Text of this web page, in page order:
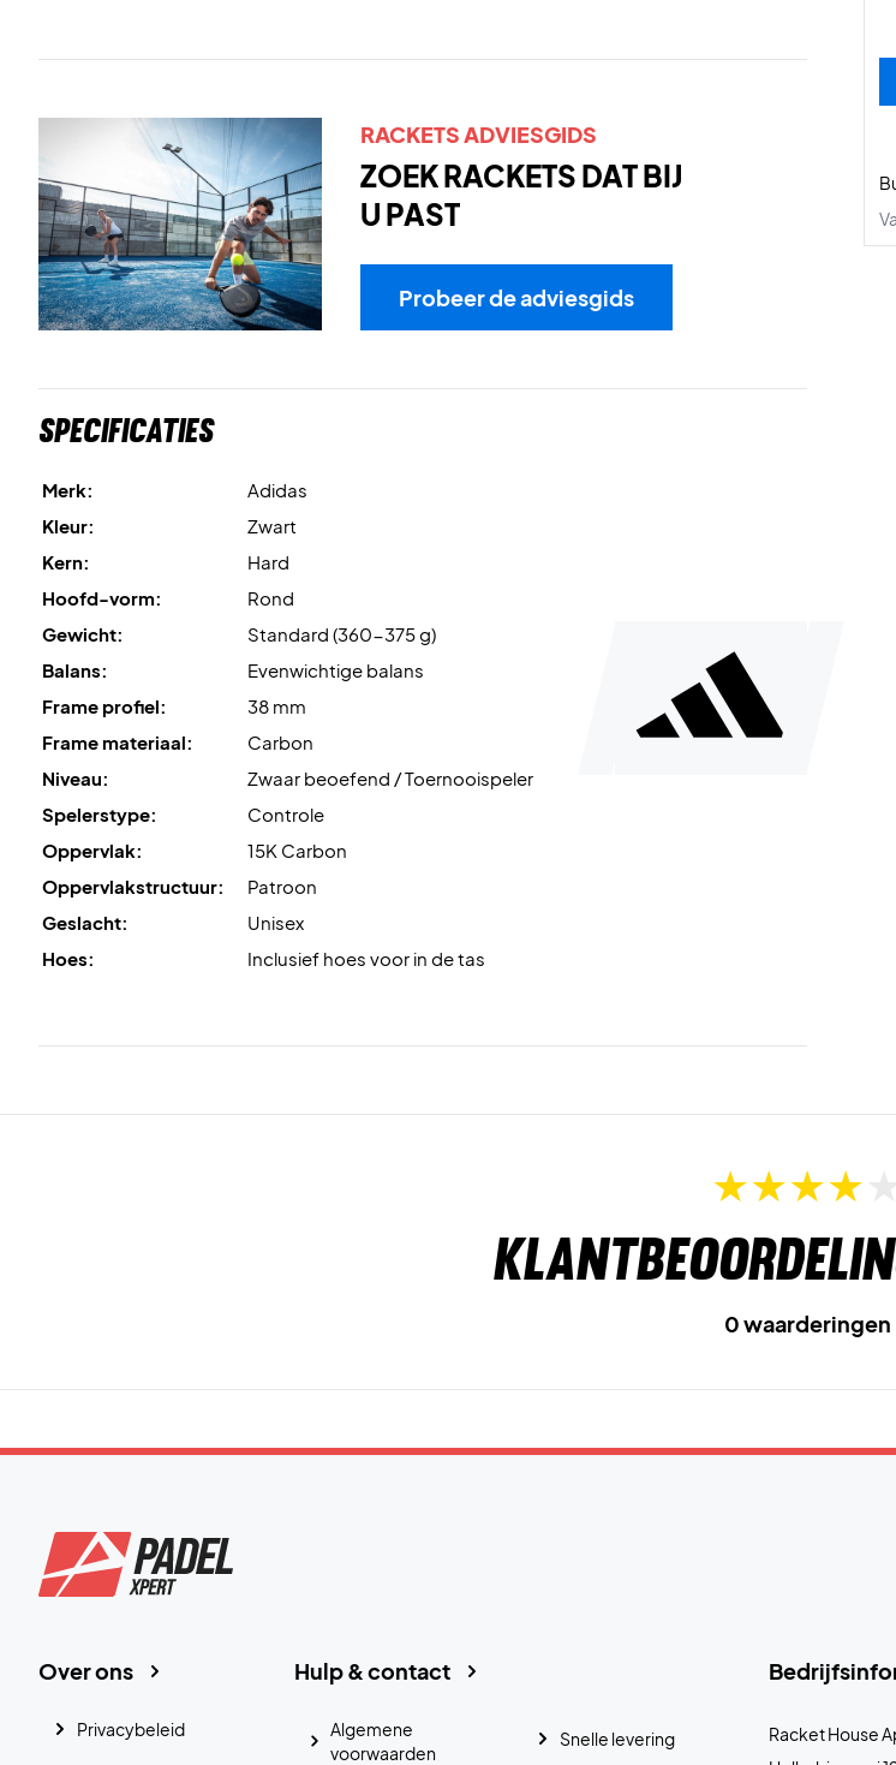
RACKETS ADVIESGIDS
ZOEK RACKETS DAT BIJ
U PAST
Probeer de adviesgids
Specificaties
Merk:
Adidas
Kleur:
Zwart
Kern:
Hard
Hoofd-vorm:
Rond
Gewicht:
Standard (360-375 g)
Balans:
Evenwichtige balans
Frame profiel:
38 mm
Frame materiaal:
Carbon
Niveau:
Zwaar beoefend / Toernooispeler
Spelerstype:
Controle
Oppervlak:
15K Carbon
Oppervlakstructuur:
Patroon
Geslacht:
Unisex
Hoes:
Inclusief hoes voor in de tas
0 waarderingen
Racket House
Hulp & contact
Algemene
voorwaarden
Snelle levering
Over ons
Privacybeleid